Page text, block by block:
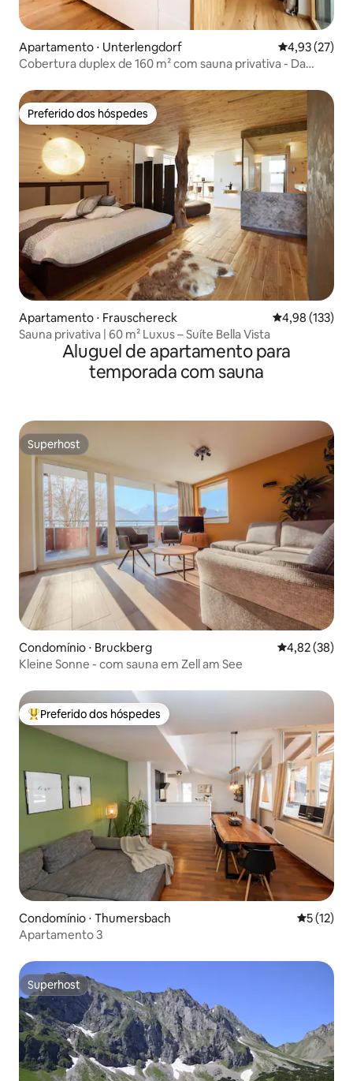
Apartamento ⋅ Unterlengdorf 4,93 de uma
4,93 (27)
Cobertura duplex de 160 m² com sauna privativa - Da
Preferido dos hóspedes
Preferido dos hóspedes
Apartamento ⋅ Frauschereck 4,98 de uma
4,98 (133)
Sauna privativa | 60 m² Luxus – Suíte Bella Vista
Aluguel de apartamento para
temporada com sauna
Superhost
Superhost
Condomínio ⋅ Bruckberg 4,82 de uma
4,82 (38)
Kleine Sonne - com sauna em Zell am See
Entre os melhores preferidos dos hóspedes
Preferido dos hóspedes
Condomínio ⋅ Thumersbach 5 de uma
5 (12)
Apartamento 3
Superhost
Superhost